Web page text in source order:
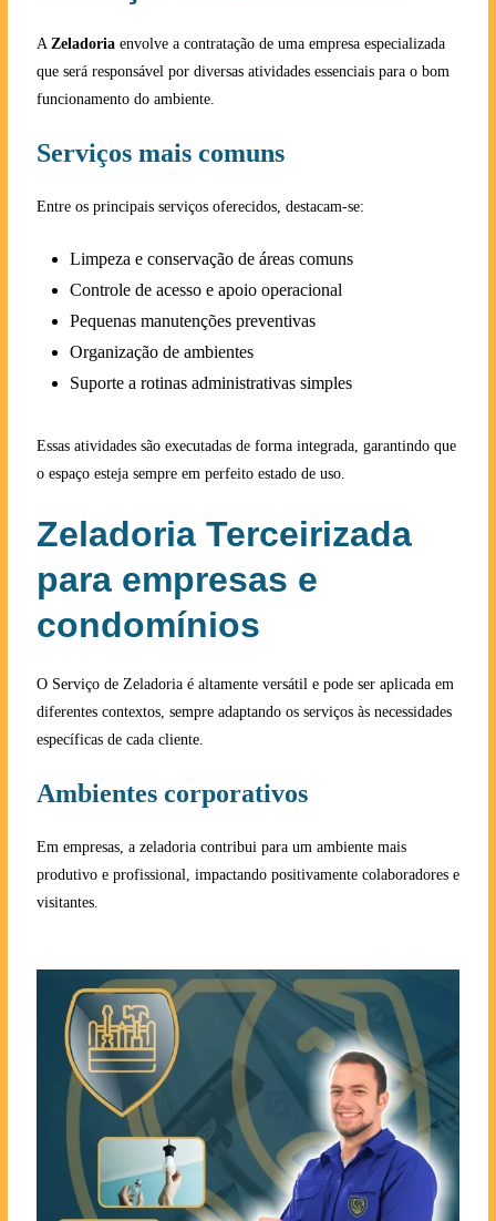
A Zeladoria envolve a contratação de uma empresa especializada
que será responsável por diversas atividades essenciais para o bom
funcionamento do ambiente.
Serviços mais comuns
Entre os principais serviços oferecidos, destacam-se:
Limpeza e conservação de áreas comuns
Controle de acesso e apoio operacional
Pequenas manutenções preventivas
Organização de ambientes
Suporte a rotinas administrativas simples
Essas atividades são executadas de forma integrada, garantindo que
o espaço esteja sempre em perfeito estado de uso.
Zeladoria Terceirizada
para empresas e
condomínios
O Serviço de Zeladoria é altamente versátil e pode ser aplicada em
diferentes contextos, sempre adaptando os serviços às necessidades
específicas de cada cliente.
Ambientes corporativos
Em empresas, a zeladoria contribui para um ambiente mais
produtivo e profissional, impactando positivamente colaboradores e
visitantes.